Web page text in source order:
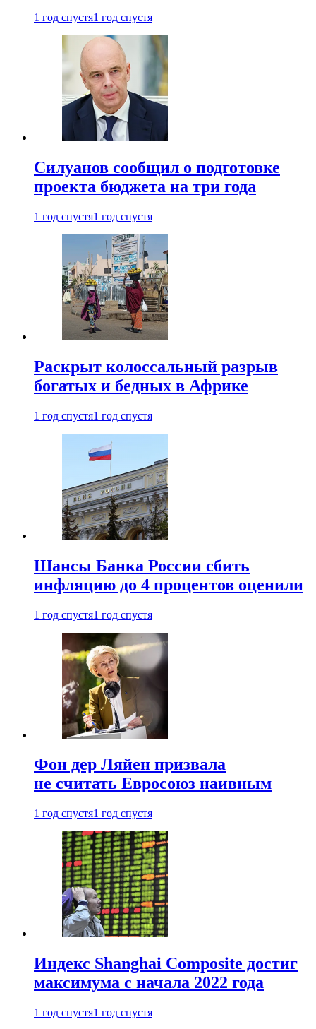
1 год спустя1 год спустя
Силуанов сообщил о подготовке
проекта бюджета на три года
1 год спустя1 год спустя
Раскрыт колоссальный разрыв
богатых и бедных в Африке
1 год спустя1 год спустя
Шансы Банка России сбить
инфляцию до 4 процентов оценили
1 год спустя1 год спустя
Фон дер Ляйен призвала
не считать Евросоюз наивным
1 год спустя1 год спустя
Индекс Shanghai Composite достиг
максимума с начала 2022 года
1 год спустя1 год спустя